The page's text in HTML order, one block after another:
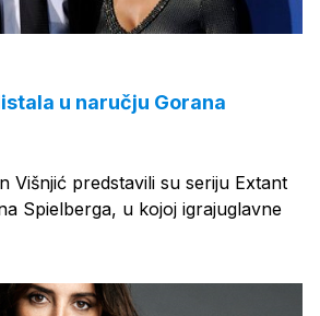
u naručju Gorana
Višnjić predstavili su seriju Extant
Spielberga, u kojoj igrajuglavne